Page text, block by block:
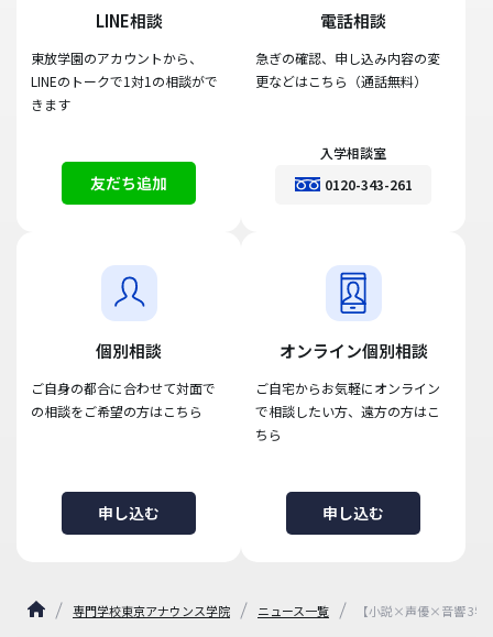
LINE相談
東放学園のアカウントから、
LINEのトークで1対1の相談がで
きます
友だち追加
電話相談
急ぎの確認、申し込み内容の変
更などはこちら（通話無料）
入学相談室
0120-343-261
個別相談
ご自身の都合に合わせて対面で
の相談をご希望の方はこちら
申し込む
オンライン個別相談
ご自宅からお気軽にオンライン
で相談したい方、遠方の方はこ
ちら
申し込む
専門学校東京アナウンス学院 ニュース一覧 【小説×声優×音響 3学